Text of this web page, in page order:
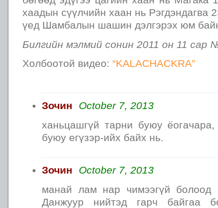
хаадын сүүлчийн хаан нь Рэгдэндагва
үед Шамбалын шашин дэлгэрэх юм
Билгийн мэлмий сонин 2011 он 11 сар
Холбоотой видео: “KALACHACKRA”
Зочин
October 7, 2013
ханьцашгүй тарни буюу
буюу егүзэр-ийх байх нь.
Зочин
October 7, 2013
манай лам нар чимээгүй
Данжуур нийтэд гарч байгаа